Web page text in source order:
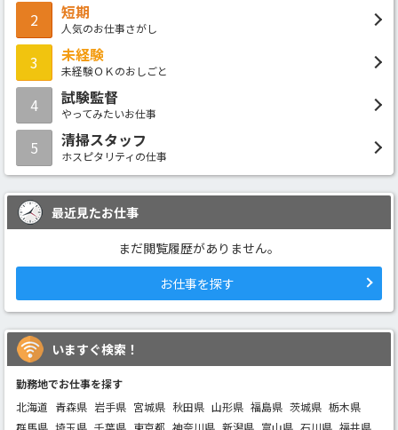
2 短期
人気のお仕事さがし
3 未経験
未経験ＯＫのおしごと
4 試験監督
やってみたいお仕事
5 清掃スタッフ
ホスピタリティの仕事
最近見たお仕事
まだ閲覧履歴がありません。
お仕事を探す
いますぐ検索！
勤務地でお仕事を探す
北海道 青森県 岩手県 宮城県 秋田県 山形県 福島県 茨城県 栃木県